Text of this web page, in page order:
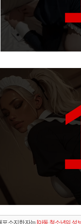
포.소지한 자는[아동.청소년의 성